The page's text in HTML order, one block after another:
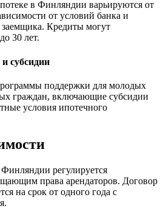
в Финляндии варьируются от
от условий банка и
Кредиты могут
30 лет.
субсидии
поддержки для молодых
граждан, включающие субсидии
условия ипотечного
регулируется
права арендаторов. Договор
на срок от одного года с